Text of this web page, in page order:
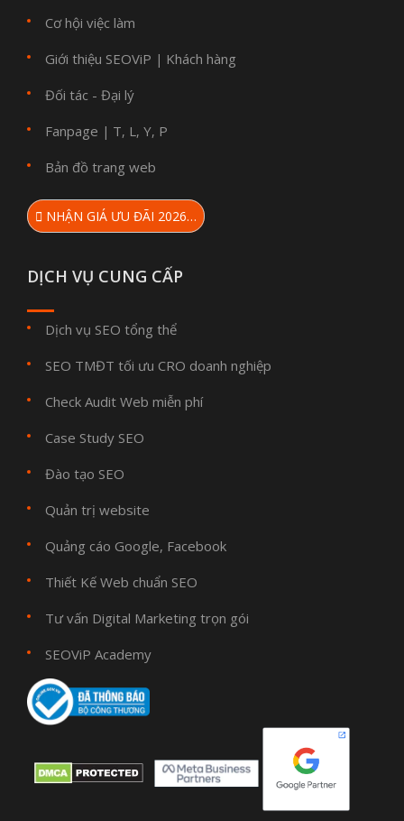
Cơ hội việc làm
Giới thiệu SEOViP | Khách hàng
Đối tác - Đại lý
Fanpage | T, L, Y, P
Bản đồ trang web
NHẬN GIÁ ƯU ĐÃI 2026…
DỊCH VỤ CUNG CẤP
Dịch vụ SEO tổng thể
SEO TMĐT tối ưu CRO doanh nghiệp
Check Audit Web miễn phí
Case Study SEO
Đào tạo SEO
Quản trị website
Quảng cáo Google, Facebook
Thiết Kế Web chuẩn SEO
Tư vấn Digital Marketing trọn gói
SEOViP Academy